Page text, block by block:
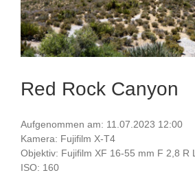
Red Rock Canyon
Aufgenommen am: 11.07.2023 12:00
Kamera: Fujifilm X-T4
Objektiv: Fujifilm XF 16-55 mm F 2,8 R
ISO: 160